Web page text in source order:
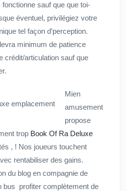
sauf que que toi-
éventuel, privilégiez votre
tel façon d’perception.
minimum de patience
crédit/articulation sauf que
Mien
amusement
propose
trop Book Of Ra Deluxe
, ! Nos joueurs touchent
rentabiliser des gains.
du blog en compagnie de
bus profiter complètement de